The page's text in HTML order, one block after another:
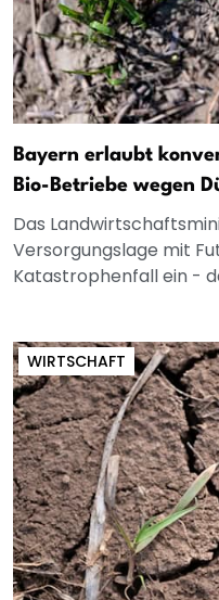
Bayern erlaubt
Bio-Betriebe wegen
Das
Versorgungslage mit
Katastrophenfall ein -
WIRTSCHAFT